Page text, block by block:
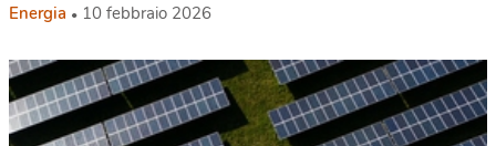
Energia 10 febbraio 2026